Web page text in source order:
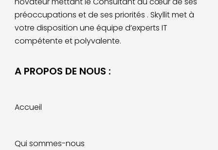
préoccupations et de ses priorités . Skyllit met à
votre disposition une équipe d’experts IT
compétente et polyvalente.
A PROPOS DE NOUS :
Accueil
Qui sommes-nous